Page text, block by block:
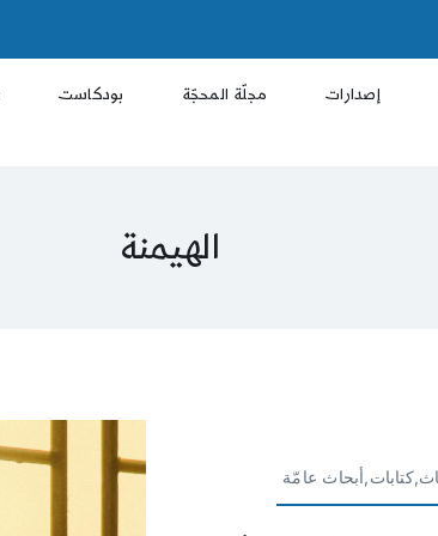
إصدارات مجلّة المحجّة بودكاست
الهيمنة
عامّة